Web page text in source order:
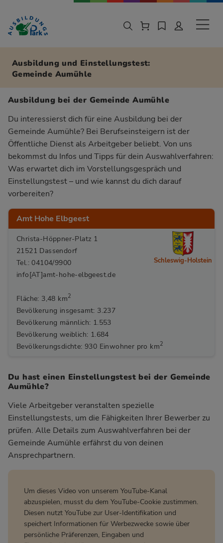
Zur Navigation springen
Zu den Hauptinhalten springen
Ausbildung und Einstellungstest:
Gemeinde Aumühle
Ausbildung bei der Gemeinde Aumühle
Du interessierst dich für eine Ausbildung bei der
Gemeinde Aumühle? Bei Berufseinsteigern ist der
Öffentliche Dienst als Arbeitgeber beliebt. Von uns
bekommst du Infos und Tipps für dein Auswahlverfahren:
Was erwartet dich im Vorstellungsgespräch und
Einstellungstest – und wie kannst du dich darauf
vorbereiten?
Amt Hohe Elbgeest
Christa-Höppner-Platz 1
21521 Dassendorf
Tel.: 04104/9900
info[AT]amt-hohe-elbgeest.de
Fläche: 3,48 km2
Bevölkerung insgesamt: 3.237
Bevölkerung männlich: 1.553
Bevölkerung weiblich: 1.684
Bevölkerungsdichte: 930 Einwohner pro km2
Schleswig-Holstein
Du hast einen Einstellungstest bei der Gemeinde
Aumühle?
Viele Arbeitgeber veranstalten spezielle
Einstellungstests, um die Fähigkeiten Ihrer Bewerber zu
prüfen. Alle Details zum Auswahlverfahren bei der
Gemeinde Aumühle erfährst du von deinen
Ansprechpartnern.
Um dieses Video von unserem YouTube-Kanal
abzuspielen, musst du dem YouTube-Cookie zustimmen.
Diesen nutzt YouTube zur User-Identifikation und
speichert Informationen für Werbezwecke sowie über
persönliche Präferenzen, Eingaben und